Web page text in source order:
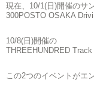
現在、10/1(日)開催のサ
300POSTO OSAKA
10/8(日)開催の
THREEHUNDRED
この2つのイベントがエ